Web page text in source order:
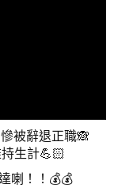
被辭退正職🙈
生計💪🏻
喇！！💰💰